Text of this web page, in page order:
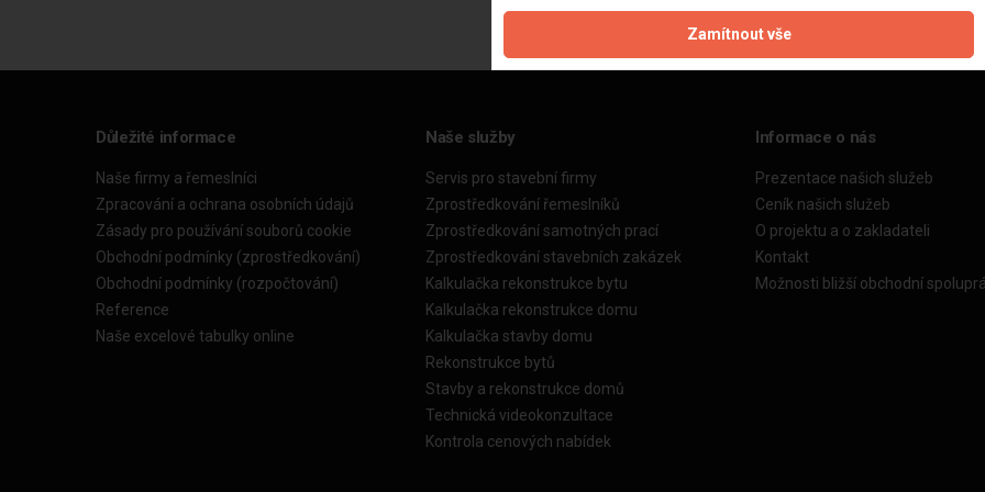
Důležité informace
Naše firmy a řemeslníci
Zpracování a ochrana osobních údajů
Zásady pro používání souborů cookie
Obchodní podmínky (zprostředkování)
Obchodní podmínky (rozpočtování)
Reference
Naše excelové tabulky online
Naše služby
Servis pro stavební firmy
Zprostředkování řemeslníků
Zprostředkování samotných prací
Zprostředkování stavebních zakázek
Kalkulačka rekonstrukce bytu
Kalkulačka rekonstrukce domu
Kalkulačka stavby domu
Rekonstrukce bytů
Stavby a rekonstrukce domů
Technická videokonzultace
Kontrola cenových nabídek
Informace o nás
Prezentace našich služeb
Ceník našich služeb
O projektu a o zakladateli
Kontakt
Možnosti bližší obchodní
Zamítnout vše